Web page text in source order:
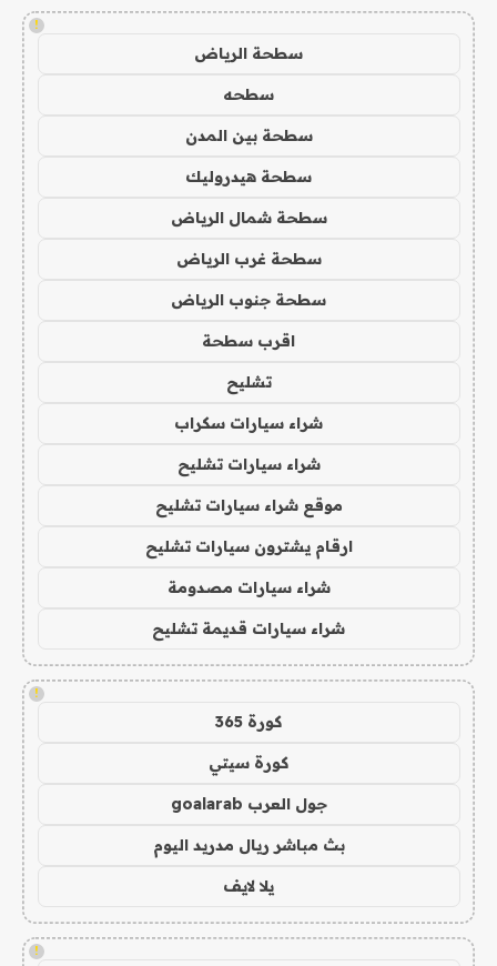
!
سطحة الرياض
سطحه
سطحة بين المدن
سطحة هيدروليك
سطحة شمال الرياض
سطحة غرب الرياض
سطحة جنوب الرياض
اقرب سطحة
تشليح
شراء سيارات سكراب
شراء سيارات تشليح
موقع شراء سيارات تشليح
ارقام يشترون سيارات تشليح
شراء سيارات مصدومة
شراء سيارات قديمة تشليح
!
كورة 365
كورة سيتي
جول العرب goalarab
بث مباشر ريال مدريد اليوم
يلا لايف
!